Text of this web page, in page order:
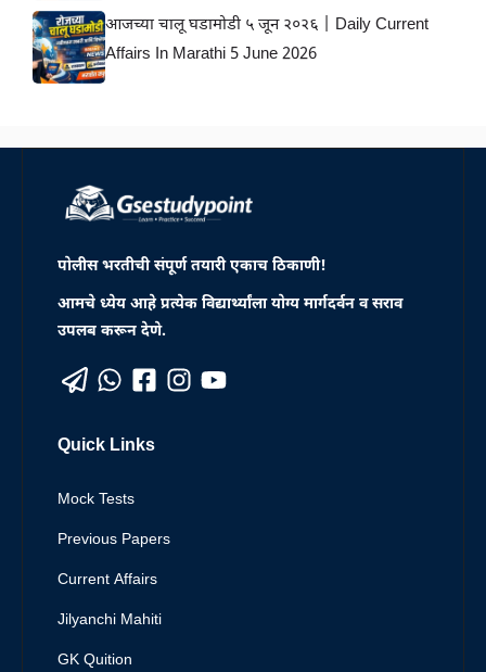
आजच्या चालू घडामोडी ५ जून २०२६ | Daily Current
Affairs In Marathi 5 June 2026
पोलीस भरतीची संपूर्ण तयारी एकाच ठिकाणी!
आमचे ध्येय आहे प्रत्येक विद्यार्थ्यांला योग्य मार्गदर्वन व सराव
उपलब करून देणे.
Quick Links
Mock Tests
Previous Papers
Current Affairs
Jilyanchi Mahiti
GK Quition